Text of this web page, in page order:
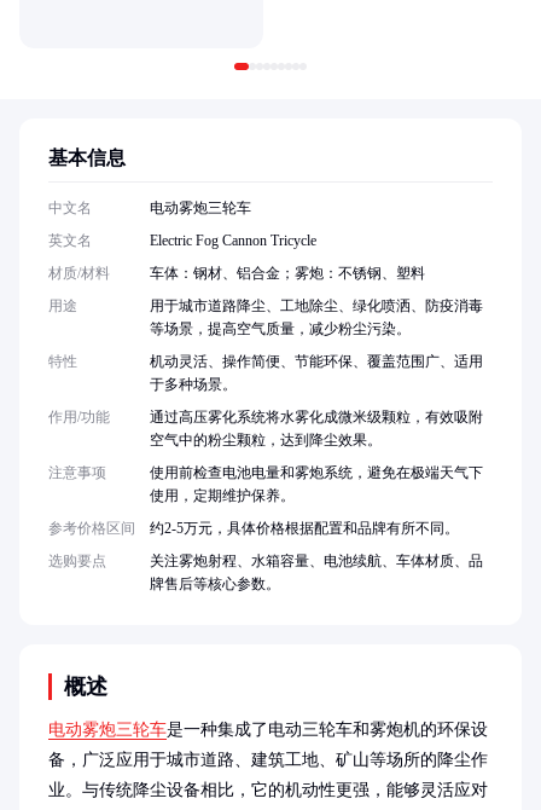
概述
电动雾炮三轮车是一种集成了电动三轮车和雾炮机的环保设
备，广泛应用于城市道路、建筑工地、矿山等场所的降尘作
业。与传统降尘设备相比，它的机动性更强，能够灵活应对
基本信息
中文名
电动雾炮三轮车
英文名
Electric Fog Cannon Tricycle
材质/材料
车体：钢材、铝合金；雾炮：不锈钢、塑料
用途
用于城市道路降尘、工地除尘、绿化喷洒、防疫消毒
等场景，提高空气质量，减少粉尘污染。
特性
机动灵活、操作简便、节能环保、覆盖范围广、适用
于多种场景。
作用/功能
通过高压雾化系统将水雾化成微米级颗粒，有效吸附
空气中的粉尘颗粒，达到降尘效果。
注意事项
使用前检查电池电量和雾炮系统，避免在极端天气下
使用，定期维护保养。
参考价格区间
约2-5万元，具体价格根据配置和品牌有所不同。
选购要点
关注雾炮射程、水箱容量、电池续航、车体材质、品
牌售后等核心参数。